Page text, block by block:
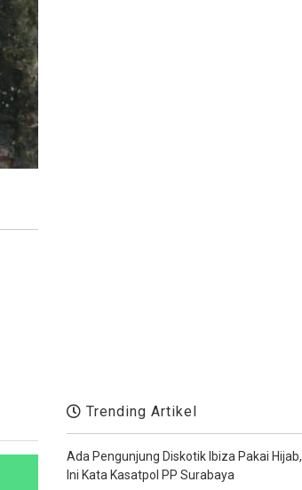
Trending Artikel
Ada Pengunjung Diskotik Ibiza Pakai Hijab,
Ini Kata Kasatpol PP Surabaya